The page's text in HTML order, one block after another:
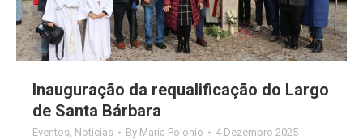
Inauguração da requalificação do Largo
de Santa Bárbara
Eventos Notícias By Maria Polónio 4 Dezembro 2025